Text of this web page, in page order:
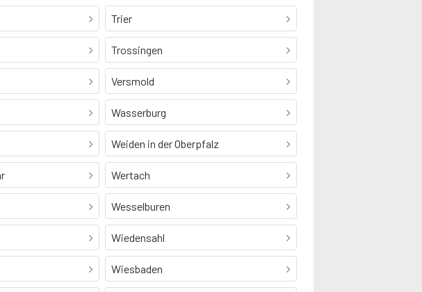
Trier
Trossingen
Versmold
Wasserburg
Weiden in der Oberpfalz
Wertach
Wesselburen
Wiedensahl
Wiesbaden